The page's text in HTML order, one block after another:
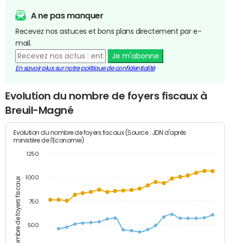
A ne pas manquer
Recevez nos astuces et bons plans directement par e-
mail.
Je m'abonne
En savoir plus sur notre politique de confidentialité
Evolution du nombre de foyers fiscaux à
Breuil-Magné
Nombre de foyers fiscaux
Evolution du nombre de foyers fiscaux (Source : JDN d'après
ministère de l'Economie)
500
750
1000
1250